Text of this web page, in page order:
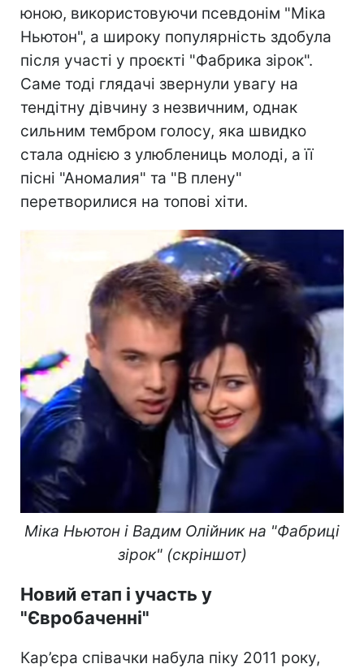
юною, використовуючи псевдонім "Міка
Ньютон", а широку популярність здобула
після участі у проєкті "Фабрика зірок".
Саме тоді глядачі звернули увагу на
тендітну дівчину з незвичним, однак
сильним тембром голосу, яка швидко
стала однією з улюблениць молоді, а її
пісні "Аномалия" та "В плену"
перетворилися на топові хіти.
Міка Ньютон і Вадим Олійник на "Фабриці
зірок" (скріншот)
Новий етап і участь у
"Євробаченні"
Кар’єра співачки набула піку 2011 року,